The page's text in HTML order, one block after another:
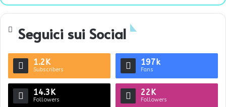
te
Seguici sui Social
1.2K
Subscribers
197k
Fans
14.3K
Followers
22K
Followers